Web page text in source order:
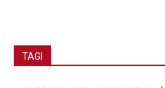
TAGI